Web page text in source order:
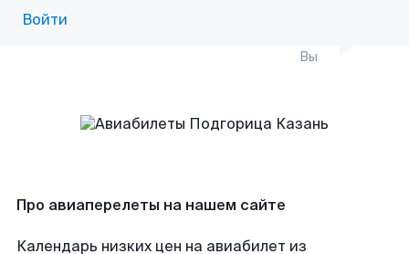
Войти
Вы
Про авиаперелеты на нашем сайте
Календарь низких цен на авиабилет из